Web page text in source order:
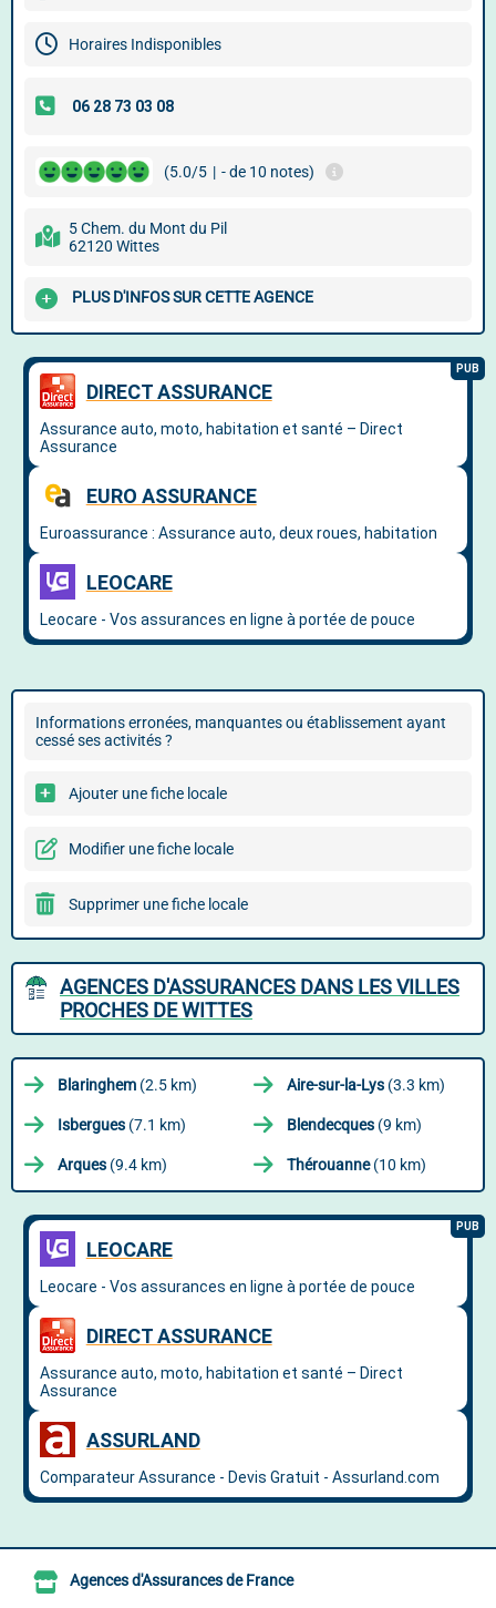
Horaires Indisponibles
(5.0/5 | - de 10 notes)
5 Chem. du Mont du Pil
62120 Wittes
PLUS D'INFOS SUR CETTE AGENCE
Informations erronées, manquantes ou établissement ayant
cessé ses activités ?
Ajouter une fiche locale
Modifier une fiche locale
Supprimer une fiche locale
AGENCES D'ASSURANCES DANS LES VILLES
PROCHES DE WITTES
Blaringhem (2.5 km) Aire-sur-la-Lys (3.3 km)
Isbergues (7.1 km) Blendecques (9 km)
Arques (9.4 km) Thérouanne(10 km)
Agences d'Assurances de France